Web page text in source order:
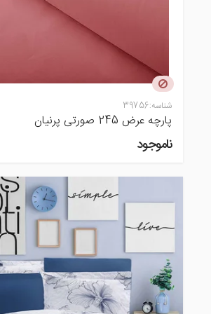
شناسه:39756
پارچه عرض 245 صورتی پرنیان
ناموجود